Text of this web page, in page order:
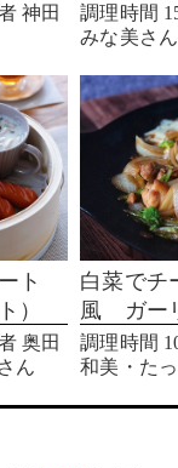
神田
調理時間
みな美さん
ト
）
奥田
ん
白菜でチ
風 ガー
調理時間
和美・た